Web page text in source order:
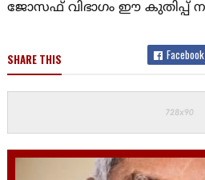
ജോസഫ് വിഭാഗം ഈ കുതിപ്പ്
SHARE THIS Facebook